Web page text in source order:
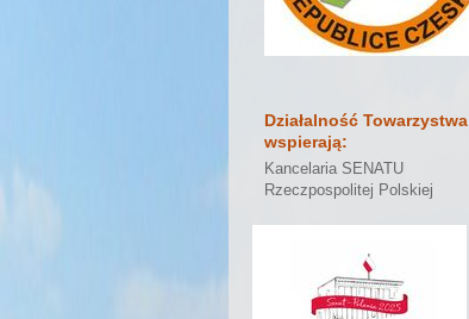
Działalność Towarzystwa
wspierają:
Kancelaria SENATU
Rzeczpospolitej Polskiej